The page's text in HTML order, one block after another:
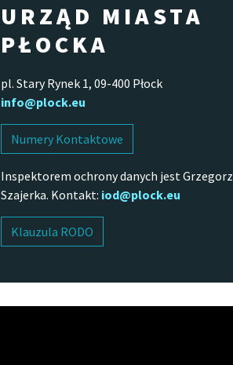
URZĄD MIASTA
PŁOCKA
pl. Stary Rynek 1, 09-400 Płock
info@plock.eu
Numery Kontaktowe
Inspektorem ochrony danych jest Grzegorz
Szajerka. Kontakt: iod@plock.eu
Klauzula RODO